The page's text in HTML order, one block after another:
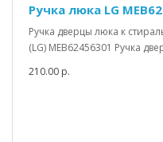
Ручка люка LG
Ручка дверцы люка к
(LG) MEB62456301 Ручка
210.00 р.